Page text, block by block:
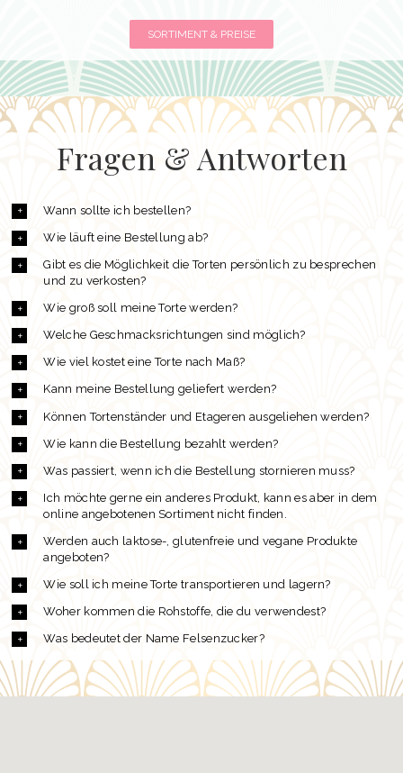
SORTIMENT & PREISE
Fragen & Antworten
Wann sollte ich bestellen?
Wie läuft eine Bestellung ab?
Gibt es die Möglichkeit die Torten persönlich zu besprechen
und zu verkosten?
Wie groß soll meine Torte werden?
Welche Geschmacksrichtungen sind möglich?
Wie viel kostet eine Torte nach Maß?
Kann meine Bestellung geliefert werden?
Können Tortenständer und Etageren ausgeliehen werden?
Wie kann die Bestellung bezahlt werden?
Was passiert, wenn ich die Bestellung stornieren muss?
Ich möchte gerne ein anderes Produkt, kann es aber in dem
online angebotenen Sortiment nicht finden.
Werden auch laktose-, glutenfreie und vegane Produkte
angeboten?
Wie soll ich meine Torte transportieren und lagern?
Woher kommen die Rohstoffe, die du verwendest?
Was bedeutet der Name Felsenzucker?